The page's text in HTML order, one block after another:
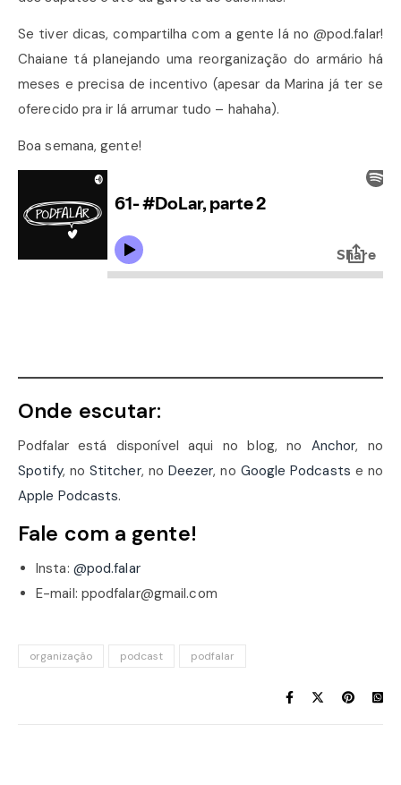
Se tiver dicas, compartilha com a gente lá no @pod.falar!
Chaiane tá planejando uma reorganização do armário há
meses e precisa de incentivo (apesar da Marina já ter se
oferecido pra ir lá arrumar tudo – hahaha).
Boa semana, gente!
Onde escutar:
Podfalar está disponível aqui no blog, no Anchor, no
Spotify, no Stitcher, no Deezer, no Google Podcasts e no
Apple Podcasts.
Fale com a gente!
Insta: @pod.falar
E-mail: ppodfalar@gmail.com
organização podcast podfalar